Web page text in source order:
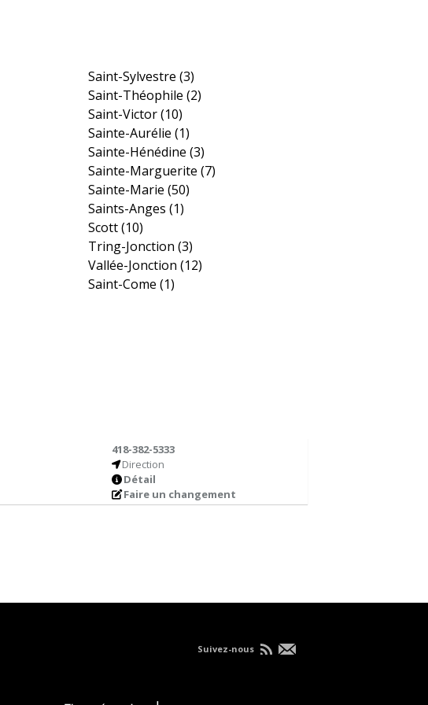
Saint-Sylvestre (3)
Saint-Théophile (2)
Saint-Victor(10)
Sainte-Aurélie (1)
Sainte-Hénédine (3)
Sainte-Marguerite (7)
Sainte-Marie (50)
Saints-Anges (1)
Scott(10)
Tring-Jonction (3)
Vallée-Jonction (12)
Saint-Come (1)
418-382-5333
Direction
Détail
Faire un changement
Suivez-nous